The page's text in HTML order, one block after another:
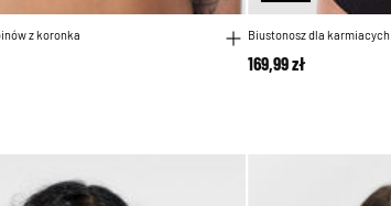
z koronka Biustonosz dla karmiacych
169,99 zł